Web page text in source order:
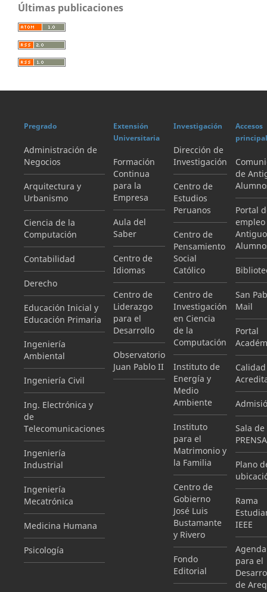
Últimas publicaciones
Pregrado
Administración de
Negocios
Arquitectura y
Urbanismo
Ciencia de la
Computación
Contabilidad
Derecho
Educación Inicial y
Educación Primaria
Ingeniería
Ambiental
Ingeniería Civil
Ing. Electrónica y
de
Telecomunicaciones
Ingeniería
Industrial
Ingeniería
Mecatrónica
Medicina Humana
Psicología
Extensión
Universitaria
Formación
Continua
para la
Empresa
Aula del
Saber
Centro de
Idiomas
Centro de
Liderazgo
para el
Desarrollo
Observatorio
Juan Pablo II
Investigación
Dirección de
Investigación
Centro de
Estudios
Peruanos
Centro de
Pensamiento
Social
Católico
Centro de
Investigación
en Ciencia
de la
Computación
Instituto de
Energía y
Medio
Ambiente
Instituto
para el
Matrimonio y
la Familia
Centro de
Gobierno
José Luis
Bustamante
y Rivero
Fondo
Editorial
Accesos
de
Portal
empleo
San
Mail
Portal
Sala de
PRENSA
Plano
Rama
IEEE
Agenda
para el
de